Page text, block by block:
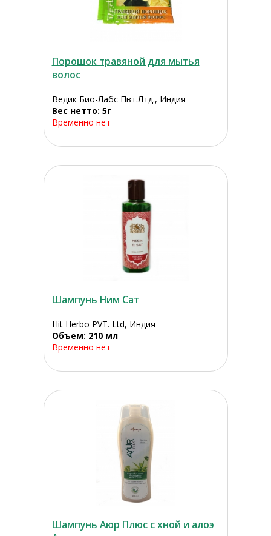
Порошок травяной для мытья
волос
Ведик Био-Лабс Пвт.Лтд., Индия
Вес нетто: 5г
Временно нет
Шампунь Ним Сат
Hit Herbo PVT. Ltd, Индия
Объем: 210 мл
Временно нет
Шампунь Аюр Плюс с хной и алоэ